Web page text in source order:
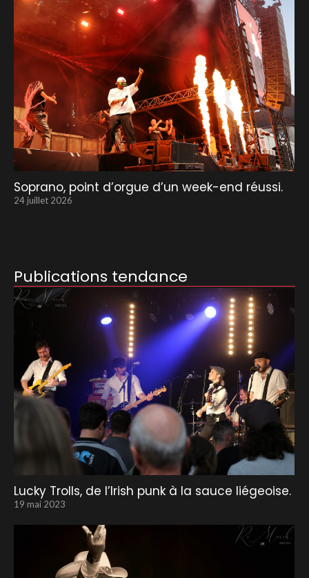
Soprano, point d’orgue d’un week-end réussi.
24 juillet 2026
Publications tendance
Lucky Trolls, de l’Irish punk à la sauce liégeoise.
19 mai 2023